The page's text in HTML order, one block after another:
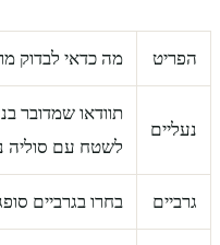
הפריט מה כדאי לבדוק
נעליים
תוודאו שמדובר
לשטח עם סוליה
גרביים בחרו בגרביים